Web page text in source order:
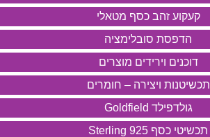
קעקוע זהב כסף מטאלי
הדפסת סובלימציה
דוכנים וירידים מוצרים
תכשיטנות ויצירה – חומרים
גולדפילד Goldfield
תכשיטי כסף 925 Sterling